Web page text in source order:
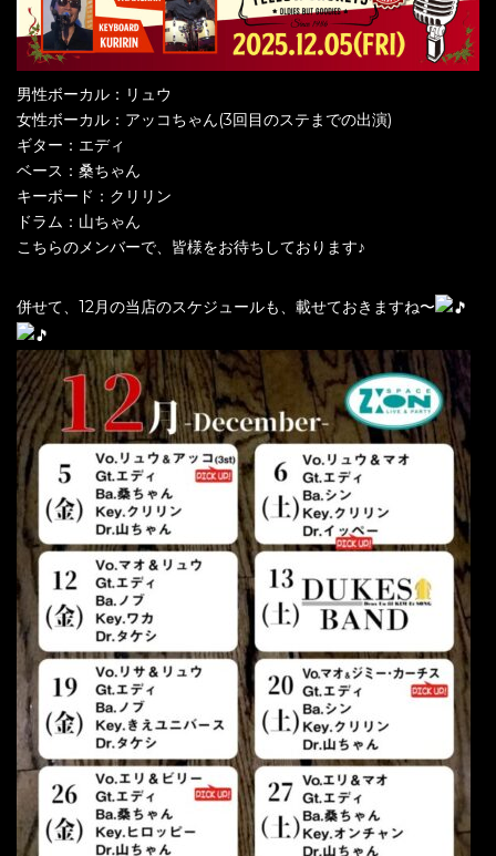
男性ボーカル：リュウ
女性ボーカル：アッコちゃん(3回目のステまでの出演)
ギター：エディ
ベース：桑ちゃん
キーボード：クリリン
ドラム：山ちゃん
こちらのメンバーで、皆様をお待ちしております♪
併せて、12月の当店のスケジュールも、載せておきますね〜